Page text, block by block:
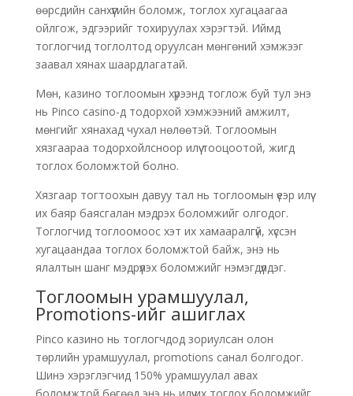
өөрсдийн санхүүгийн боломж, тоглох хугацаагаа
ойлгож, эдгээрийг тохируулах хэрэгтэй. Иймд
тоглогчид тоглолтод оруулсан мөнгөний хэмжээг
заавал хянах шаардлагатай.
Мөн, казино тоглоомын хүрээнд тоглож буй тул энэ
нь Pinco casino-д тодорхой хэмжээний амжилт,
мөнгийг хянахад чухал нөлөөтэй. Тоглоомын
хязгаараа тодорхойлсноор илүү тооцоотой, жигд
тоглох боломжтой болно.
Хязгаар тогтоохын давуу тал нь тоглоомын үеэр илүү
их баяр баясгалан мэдрэх боломжийг олгодог.
Тоглогчид тоглоомоос хэт их хамааралгүй, хүссэн
хугацаандаа тоглох боломжтой байж, энэ нь
ялалтын шанг мэдрүүлэх боломжийг нэмэгдүүлдэг.
Тоглоомын урамшуулал,
Promotions-ийг ашиглах
Pinco казино нь тоглогчдод зориулсан олон
төрлийн урамшуулал, promotions санал болгодог.
Шинэ хэрэглэгчид 150% урамшуулал авах